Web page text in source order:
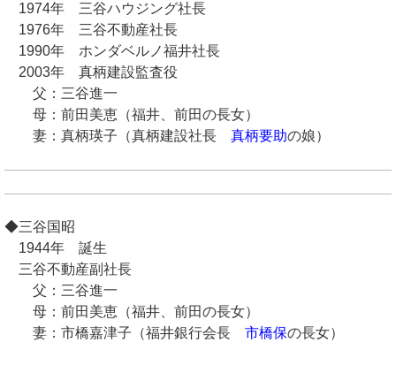
1974年 三谷ハウジング社長
1976年 三谷不動産社長
1990年 ホンダベルノ福井社長
2003年 真柄建設監査役
父：三谷進一
母：前田美恵（福井、前田の長女）
妻：真柄瑛子（真柄建設社長 真柄要助の娘）
◆三谷国昭
1944年 誕生
三谷不動産副社長
父：三谷進一
母：前田美恵（福井、前田の長女）
妻：市橋嘉津子（福井銀行会長 市橋保の長女）